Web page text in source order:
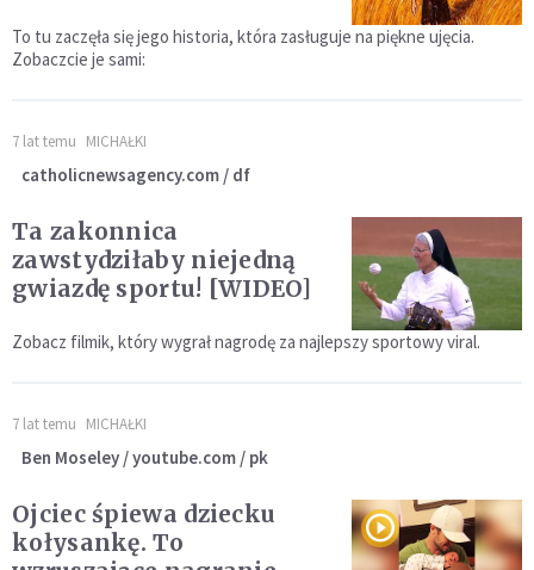
To tu zaczęła się jego historia, która zasługuje na piękne ujęcia.
Zobaczcie je sami:
7 lat temu MICHAŁKI
catholicnewsagency.com / df
Ta zakonnica
zawstydziłaby niejedną
gwiazdę sportu! [WIDEO]
Zobacz filmik, który wygrał nagrodę za najlepszy sportowy viral.
7 lat temu MICHAŁKI
Ben Moseley / youtube.com / pk
Ojciec śpiewa dziecku
kołysankę. To